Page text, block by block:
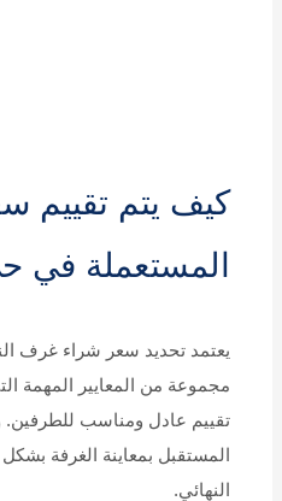
كيف يتم تقييم
المستعملة في
يعتمد تحديد سعر شراء غرف
مجموعة من المعايير المهمة
تقييم عادل ومناسب للطرفين.
المستقبل بمعاينة الغرفة
النهائي.